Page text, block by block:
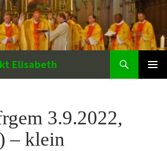
Elisabeth
3.9.2022,
– klein